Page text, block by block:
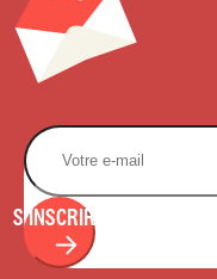
S'INSCRIRE